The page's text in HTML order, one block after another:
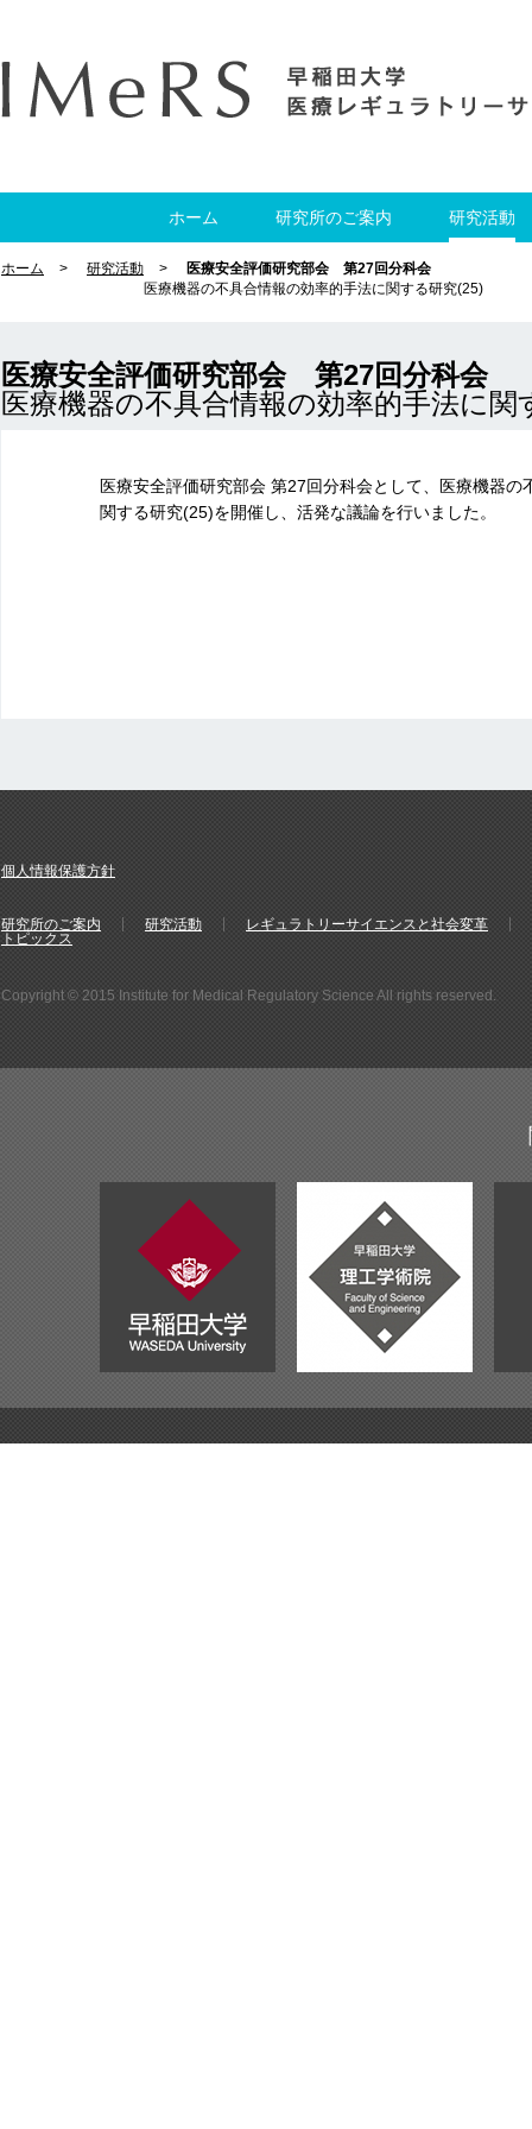
ホーム 研究所のご案内 研究活動
ホーム 研究活動
医療安全評価研究部会 第27回分科会
医療機器の不具合情報の効率的手法に関する研究(25)
医療安全評価研究部会 第27回分科会
医療機器の不具合情報の効率的手法に関
医療安全評価研究部会 第27回分科会として、医療機器の
関する研究(25)を開催し、活発な議論を行いました。
個人情報保護方針
研究所のご案内 研究活動
レギュラトリーサイエンスと社会変革
トピックス
Copyright © 2015 Institute for Medical Regulatory Science All rights reserved.